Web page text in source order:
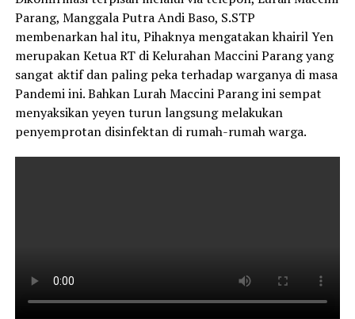
Parang, Manggala Putra Andi Baso, S.STP
membenarkan hal itu, Pihaknya mengatakan khairil Yen
merupakan Ketua RT di Kelurahan Maccini Parang yang
sangat aktif dan paling peka terhadap warganya di masa
Pandemi ini. Bahkan Lurah Maccini Parang ini sempat
menyaksikan yeyen turun langsung melakukan
penyemprotan disinfektan di rumah-rumah warga.